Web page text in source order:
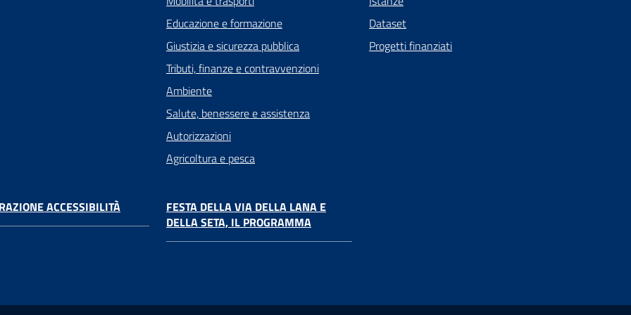
Educazione e formazione
Giustizia e sicurezza pubblica
Tributi, finanze e contravvenzioni
Ambiente
Salute, benessere e assistenza
Autorizzazioni
Agricoltura e pesca
Dataset
Progetti finanziati
ACCESSIBILITÀ
FESTA DELLA VIA DELLA LANA E
DELLA SETA, IL PROGRAMMA